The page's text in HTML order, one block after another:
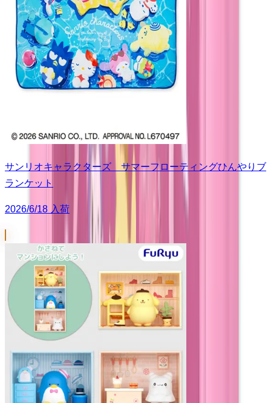
サンリオキャラクターズ サマーフローティングひんやりブ
ランケット
2026/6/18 入荷